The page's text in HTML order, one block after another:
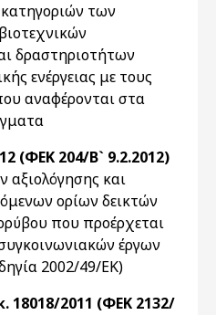
των
δραστηριοτήτων
ενέργειας με τους
αναφέρονται στα
(ΦΕΚ 204/Β` 9.2.2012)
αξιολόγησης και
ορίων δεικτών
που προέρχεται
έργων
2002/49/ΕΚ)
18018/2011 (ΦΕΚ 2132/